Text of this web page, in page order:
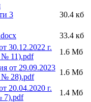
3
30.4 кб
33.4 кб
30.12.2022 г.
№ 11).pdf
1.6 Мб
от 29.09.2023
№ 28).pdf
1.6 Мб
20.04.2020 г.
7).pdf
1.4 Мб